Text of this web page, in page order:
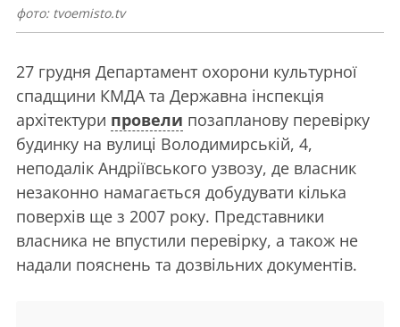
фото: tvoemisto.tv
27 грудня Департамент охорони культурної
спадщини КМДА та Державна інспекція
архітектури провели позапланову перевірку
будинку на вулиці Володимирській, 4,
неподалік Андріївського узвозу, де власник
незаконно намагається добудувати кілька
поверхів ще з 2007 року. Представники
власника не впустили перевірку, а також не
надали пояснень та дозвільних документів.